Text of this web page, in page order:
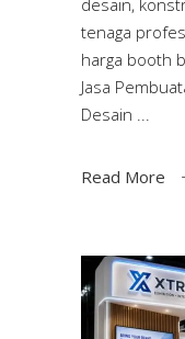
tenaga
harga booth
Jasa
Desain
Read More